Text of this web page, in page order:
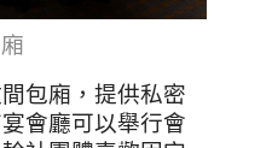
包廂，提供私密
會廳可以舉行會